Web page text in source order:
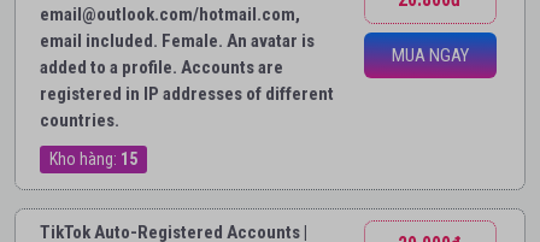
email@outlook.com/hotmail.com,
email included. Female. An avatar is
added to a profile. Accounts are
registered in IP addresses of different
countries.
Kho hàng: 15
MUA NGAY
TikTok Auto-Registered Accounts |